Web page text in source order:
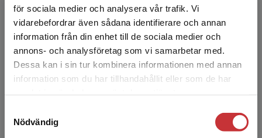
för sociala medier och analysera vår trafik. Vi
vidarebefordrar även sådana identifierare och annan
information från din enhet till de sociala medier och
annons- och analysföretag som vi samarbetar med.
Dessa kan i sin tur kombinera informationen med annan
information som du har tillhandahållit eller som de har
Nödvändig
Begränsad fraktregion
Det verkar som att du besöker
studentlitteratur.se via en enhet utanför Sverige.
Vi erbjuder inte leveranser utanför Sverige. För
att kunna slutföra ett köp måste
Harry Wallenholm
Harry Wallenholm är fil.kand. i psykologi,
managementkonsult och ­senior partner vid
konsultföretaget Implement Consulting Group i
Stockholm. Han h...